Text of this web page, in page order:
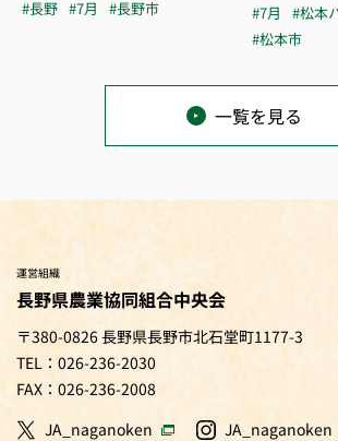
#長野 #7月 #長野市
#7月
#松本
#松本市
一覧を見る
運営組織
長野県農業協同組合中央会
〒380-0826 長野県長野市北石堂町1177-3
TEL：026-236-2030
FAX：026-236-2008
JA_naganoken
JA_naganoken